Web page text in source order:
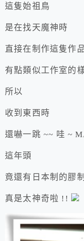
這隻始祖鳥
是在找天魔神時
直接在制作這隻作
有點類似工作室的
所以
收到東西時
還嚇一跳 ~~ 哇 ~
這年頭
竟還有日本制的膠
真是太神奇啦 !!